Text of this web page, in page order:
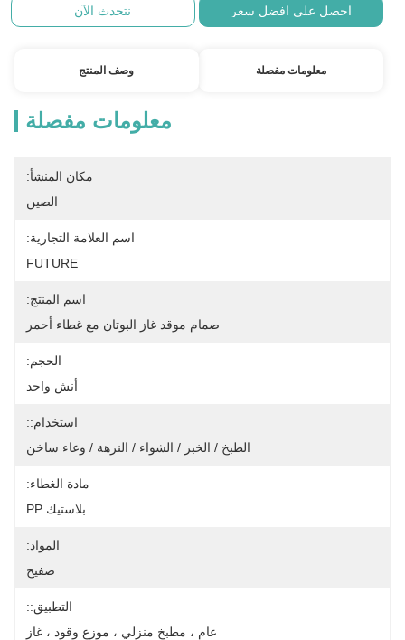
احصل على أفضل سعر نتحدث الآن
معلومات مفصلة وصف المنتج
معلومات مفصلة
مكان المنشأ:
الصين
اسم العلامة التجارية:
FUTURE
اسم المنتج:
صمام موقد غاز البوتان مع غطاء أحمر
الحجم:
أنش واحد
استخدام::
الطبخ / الخبز / الشواء / النزهة / وعاء ساخن
مادة الغطاء:
بلاستيك PP
المواد:
صفيح
التطبيق::
عام ، مطبخ منزلي ، موزع وقود ، غاز